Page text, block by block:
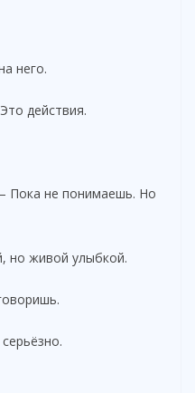
него.
действия.
Пока не понимаешь. Но
но живой улыбкой.